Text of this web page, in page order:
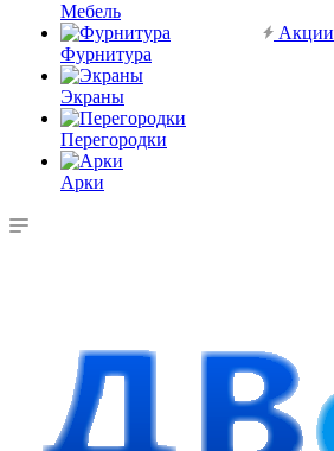
Мебель
Фурнитура
Экраны
Перегородки
Арки
Акции